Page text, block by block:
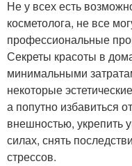
Не у всех есть
косметолога, не все
профессиональные
Секреты красоты в
минимальными
некоторые
а попутно избавиться
внешностью, укрепить
силах, снять
стрессов.